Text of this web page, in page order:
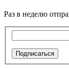
Раз в неделю
Подписаться